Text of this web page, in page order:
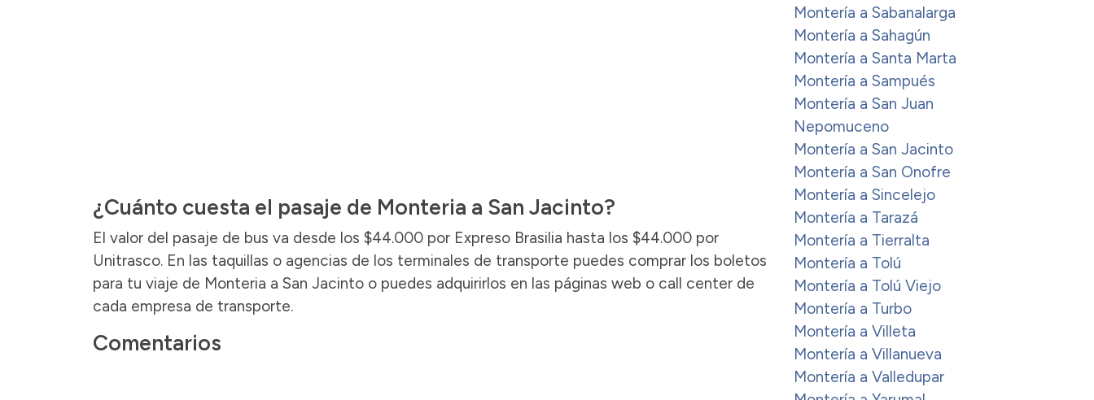
¿Cuánto cuesta el pasaje de Monteria a San Jacinto?
El valor del pasaje de bus va desde los $44.000 por Expreso Brasilia hasta los $44.000 por
Unitrasco. En las taquillas o agencias de los terminales de transporte puedes comprar los boletos
para tu viaje de Monteria a San Jacinto o puedes adquirirlos en las páginas web o call center de
cada empresa de transporte.
Comentarios
Montería a Sabanalarga
Montería a Sahagún
Montería a Santa Marta
Montería a Sampués
Montería a San Juan
Nepomuceno
Montería a San Jacinto
Montería a San Onofre
Montería a Sincelejo
Montería a Tarazá
Montería a Tierralta
Montería a Tolú
Montería a Tolú Viejo
Montería a Turbo
Montería a Villeta
Montería a Villanueva
Montería a Valledupar